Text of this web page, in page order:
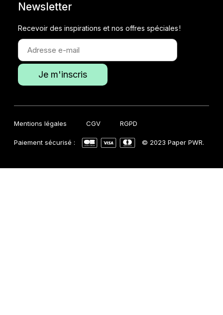
Newsletter
Recevoir des inspirations et nos offres spéciales !
Mentions légales CGV RGPD
Paiement sécurisé : © 2023 Paper PWR.